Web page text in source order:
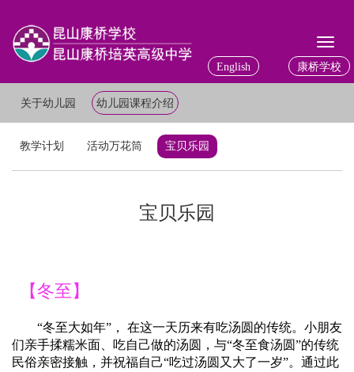
康桥学校
English
关于幼儿园 幼儿园课程介绍
教学计划 活动万花筒 宝贝乐园
宝贝乐园
【冬至】
“冬至大如年”， 在这一天历来有吃汤圆的传统。小朋友
们亲手揉糯米面、吃自己做的汤圆，与“冬至食汤圆”的传统
民俗亲密接触，并祝福自己“吃过汤圆又大了一岁”。通过此